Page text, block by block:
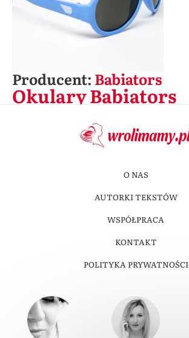
Producent: Babiators
Okulary Babiators
O NAS
AUTORKI TEKSTÓW
WSPÓŁPRACA
KONTAKT
POLITYKA PRYWATNOŚCI